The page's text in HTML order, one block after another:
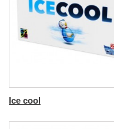
Ice cool